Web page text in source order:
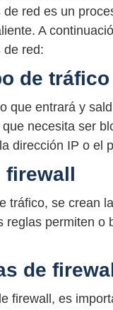
red es un
A
de red:
de tráfico
que entrará y
necesita ser
dirección IP o el
firewall
tráfico, se crean
permiten o
de
firewall, es